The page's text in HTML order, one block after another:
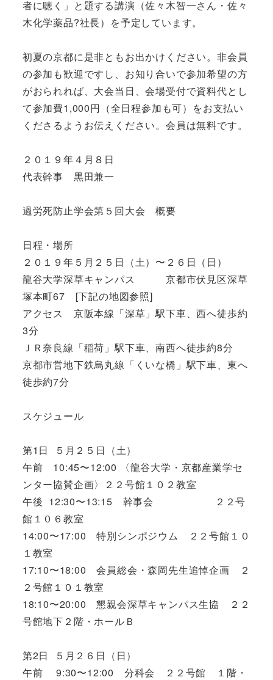
者に聴く」と題する講演（佐々木智一さん・佐々
木化学薬品?社長）を予定しています。
初夏の京都に是非ともお出かけください。非会員
の参加も歓迎ですし、お知り合いで参加希望の方
がおられれば、大会当日、会場受付で資料代とし
て参加費1,000円（全日程参加も可）をお支払い
くださるようお伝えください。会員は無料です。
２０１９年４月８日
代表幹事 黒田兼一
過労死防止学会第５回大会 概要
日程・場所
２０１９年５月２５日（土）〜２６日（日）
龍谷大学深草キャンパス 京都市伏見区深草
塚本町67 [下記の地図参照]
アクセス 京阪本線「深草」駅下車、西へ徒歩約
3分
ＪＲ奈良線「稲荷」駅下車、南西へ徒歩約8分
京都市営地下鉄烏丸線「くいな橋」駅下車、東へ
徒歩約7分
スケジュール
第1日 ５月２５日（土）
午前 10:45〜12:00 〈龍谷大学・京都産業学セ
ンター協賛企画〉２２号館１０２教室
午後 12:30〜13:15 幹事会 ２２号
館１０６教室
14:00〜17:00 特別シンポジウム ２２号館１０
１教室
17:10〜18:00 会員総会・森岡先生追悼企画 ２
２号館１０１教室
18:10〜20:00 懇親会深草キャンパス生協 ２２
号館地下２階・ホールＢ
第2日 ５月２６日（日）
午前 9:30〜12:00 分科会 ２２号館 １階・